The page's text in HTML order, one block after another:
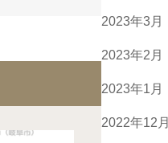
2023年3月
2023年2月
2023年1月
2022年12月